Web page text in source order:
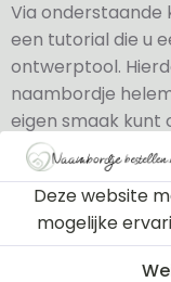
Via onderstaande
een tutorial die u
ontwerptool.
naambordje
eigen smaak kunt
Bekijk de
Deze website
mogelijke